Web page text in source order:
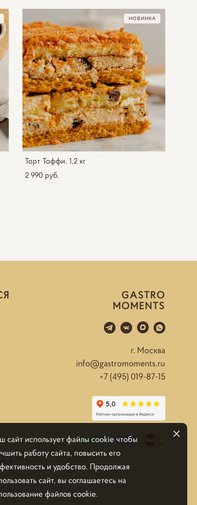
НОВИНКА
Торт Тоффи, 1,2 кг
2 990 pуб.
GASTRO
MOMENTS
г. Москва
info@gastromoments.ru
+7 (495) 019-87-15
в
сайт использует файлы cookie чтобы
работу сайта, повысить его
и удобство. Продолжая
сайт, вы соглашаетесь на
файлов cookie.